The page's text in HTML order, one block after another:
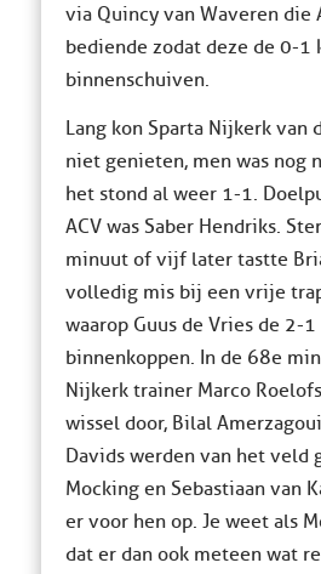
via Quincy van Waveren die
bediende zodat deze de 0-1
binnenschuiven.
Lang kon Sparta Nijkerk van
niet genieten, men was
het stond al weer 1-1.
ACV was Saber Hendriks.
minuut of vijf later tastte
volledig mis bij een vrije
waarop Guus de Vries de 2-1
binnenkoppen. In de 68e
Nijkerk trainer Marco
wissel door, Bilal
Davids werden van het veld
Mocking en Sebastiaan van
er voor hen op. Je weet als
dat er dan ook meteen wat